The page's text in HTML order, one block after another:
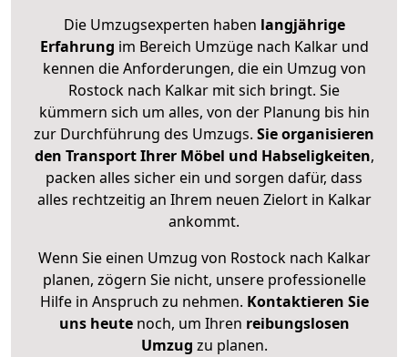
Die Umzugsexperten haben langjährige
Erfahrung im Bereich Umzüge nach Kalkar und
kennen die Anforderungen, die ein Umzug von
Rostock nach Kalkar mit sich bringt. Sie
kümmern sich um alles, von der Planung bis hin
zur Durchführung des Umzugs. Sie organisieren
den Transport Ihrer Möbel und Habseligkeiten,
packen alles sicher ein und sorgen dafür, dass
alles rechtzeitig an Ihrem neuen Zielort in Kalkar
ankommt.
Wenn Sie einen Umzug von Rostock nach Kalkar
planen, zögern Sie nicht, unsere professionelle
Hilfe in Anspruch zu nehmen. Kontaktieren Sie
uns heutenoch, um Ihren reibungslosen
Umzug zu planen.